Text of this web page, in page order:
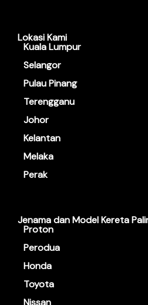
Lokasi Kami
Kuala Lumpur
Selangor
Pulau Pinang
Terengganu
Johor
Kelantan
Melaka
Perak
Jenama dan Model Kereta
Proton
Perodua
Honda
Toyota
Nissan